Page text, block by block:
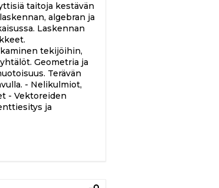
taitoja kestävän
algebran ja
Laskennan
tekijöihin,
Geometria ja
Terävän
- Nelikulmiot,
- Vektoreiden
ja